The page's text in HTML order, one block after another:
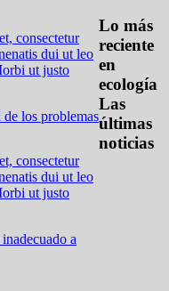
consectetur
dui ut leo
ut justo
los problemas
consectetur
dui ut leo
ut justo
a
Lo más
reciente
en
ecología
Las
últimas
noticias